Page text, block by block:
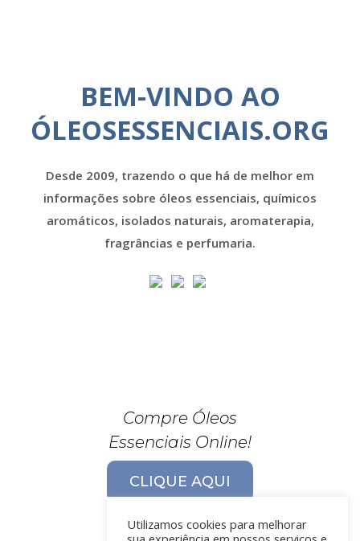
BEM-VINDO AO
ÓLEOSESSENCIAIS.ORG
Desde 2009, trazendo o que há de melhor em
informações sobre óleos essenciais, químicos
aromáticos, isolados naturais, aromaterapia,
fragrâncias e perfumaria.
Compre Óleos
Essenciais Online!
CLIQUE AQUI
Utilizamos cookies para melhorar